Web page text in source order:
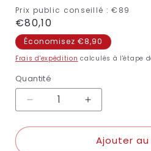
Prix public conseillé : €89
Prix
habituel
€80,10
Économisez €8,90
Frais d'expédition calculés à l'étape
Quantité
Réduire
quantité
Augmenter
quantité
deAjouter